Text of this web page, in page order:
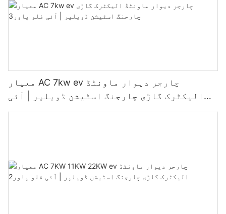
معیار AC 7kw ev چارجر دیوار ماونٹڈ
الیکٹرک گاڑی چارجنگ اسٹیشن ڈویلپر | آئی
فلو پاور3